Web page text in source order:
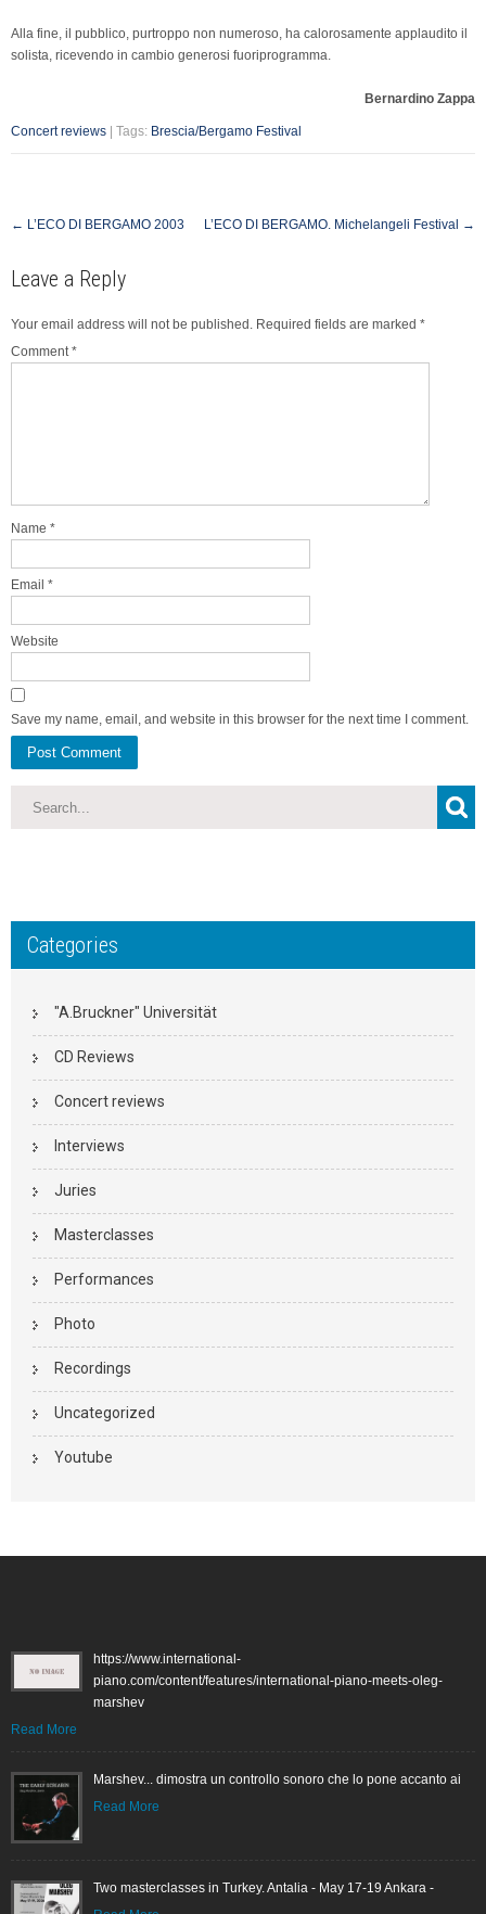
Alla fine, il pubblico, purtroppo non numeroso, ha calorosamente applaudito il
solista, ricevendo in cambio generosi fuoriprogramma.
Bernardino Zappa
Concert reviews | Tags: Brescia/Bergamo Festival
Post
navigation
← L’ECO DI BERGAMO 2003 L’ECO DI BERGAMO. Michelangeli Festival →
Leave a Reply
Your email address will not be published. Required fields are marked *
Comment*
Name *
Email *
Website
Save my name, email, and website in this browser for the next time I comment.
Categories
"A.Bruckner" Universität
CD Reviews
Concert reviews
Interviews
Juries
Masterclasses
Performances
Photo
Recordings
Uncategorized
Youtube
https://www.international-
piano.com/content/features/international-piano-meets-oleg-
marshev
Read More
Marshev... dimostra un controllo sonoro che lo pone accanto ai
Read More
Two masterclasses in Turkey. Antalia - May 17-19 Ankara -